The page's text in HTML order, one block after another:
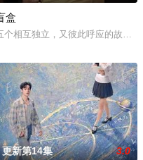
中央指示，高景波、徐邵梁、
生肖”离奇流血炸裂，惨遭满
盒
个相互独立，又彼此呼应的故事
更新第14集 3.0